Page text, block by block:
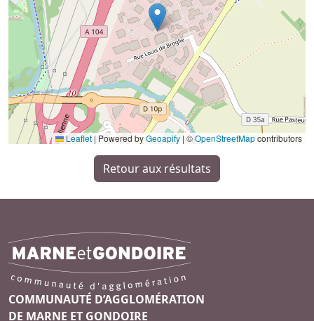
Leaflet | Powered byGeoapify | ©OpenStreetMapcontributors
Retour aux résultats
COMMUNAUTÉ D’AGGLOMÉRATION
DE MARNE ET GONDOIRE